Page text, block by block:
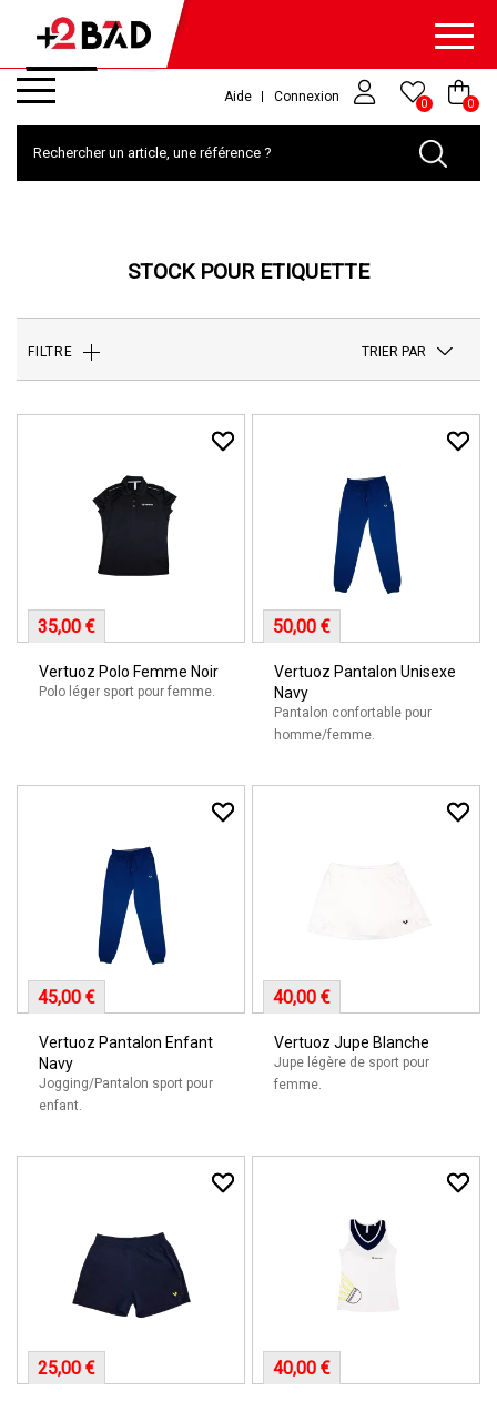
Aide Connexion 0 0
STOCK POUR ETIQUETTE
FILTRE TRIER PAR
Vertuoz Polo Femme Noir
Polo léger sport pour femme.
35,00 €
Vertuoz Pantalon Unisexe
Navy
Pantalon confortable pour
homme/femme.
50,00 €
Vertuoz Pantalon Enfant
Navy
Jogging/Pantalon sport pour
enfant.
45,00 €
Vertuoz Jupe Blanche
Jupe légère de sport pour
femme.
40,00 €
25,00 € 40,00 €